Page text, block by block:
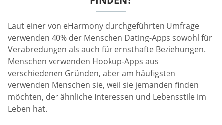
Laut einer von eHarmony durchgeführten Umfrage
verwenden 40% der Menschen Dating-Apps sowohl für
Verabredungen als auch für ernsthafte Beziehungen.
Menschen verwenden Hookup-Apps aus
verschiedenen Gründen, aber am häufigsten
verwenden Menschen sie, weil sie jemanden finden
möchten, der ähnliche Interessen und Lebensstile im
Leben hat.